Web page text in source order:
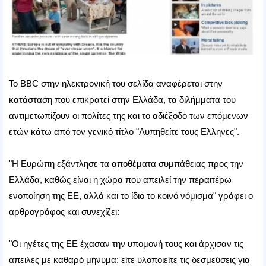
To BBC στην ηλεκτρονική του σελίδα αναφέρεται στην
κατάσταση που επικρατεί στην Ελλάδα, τα διλήμματα του
αντιμετωπίζουν οι πολίτες της και το αδιέξοδο των επόμενων
ετών κάτω από τον γενικό τίτλο "Λυπηθείτε τους Ελληνες".
"Η Ευρώπη εξάντλησε τα αποθέματα συμπάθειας προς την
Ελλάδα, καθώς είναι η χώρα που απειλεί την περαιτέρω
ενοποίηση της ΕΕ, αλλά και το ίδιο το κοινό νόμισμα" γράφει ο
αρθρογράφος και συνεχίζει:
"Οι ηγέτες της ΕΕ έχασαν την υπομονή τους και άρχισαν τις
απειλές με καθαρό μήνυμα: είτε υλοποιείτε τις δεσμεύσεις για